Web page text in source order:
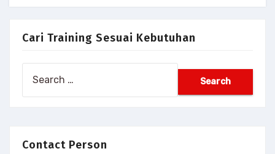
Cari Training Sesuai Kebutuhan
Contact Person